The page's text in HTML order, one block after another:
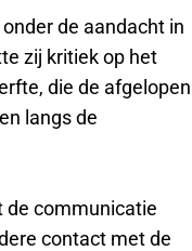
de aandacht in
zij kritiek op het
die de afgelopen
langs de
de communicatie
contact met de